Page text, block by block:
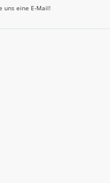
uns eine E-Mail!